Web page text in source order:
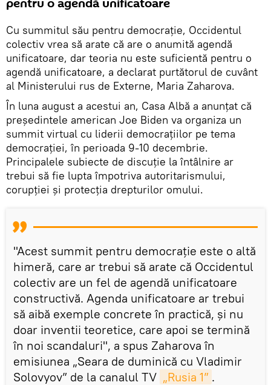
pentru o agendă unificatoare
Cu summitul său pentru democrație, Occidentul
colectiv vrea să arate că are o anumită agendă
unificatoare, dar teoria nu este suficientă pentru o
agendă unificatoare, a declarat purtătorul de cuvânt
al Ministerului rus de Externe, Maria Zaharova.
În luna august a acestui an, Casa Albă a anunțat că
președintele american Joe Biden va organiza un
summit virtual cu liderii democrațiilor pe tema
democrației, în perioada 9-10 decembrie.
Principalele subiecte de discuție la întâlnire ar
trebui să fie lupta împotriva autoritarismului,
corupției și protecția drepturilor omului.
"Acest summit pentru democrație este o altă
himeră, care ar trebui să arate că Occidentul
colectiv are un fel de agendă unificatoare
constructivă. Agenda unificatoare ar trebui
să aibă exemple concrete în practică, și nu
doar inventii teoretice, care apoi se termină
în noi scandaluri", a spus Zaharova în
emisiunea „Seara de duminică cu Vladimir
Solovyov” de la canalul TV „Rusia 1” .